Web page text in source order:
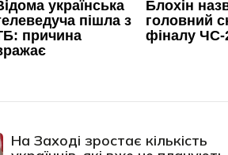
На Заході зростає кількість